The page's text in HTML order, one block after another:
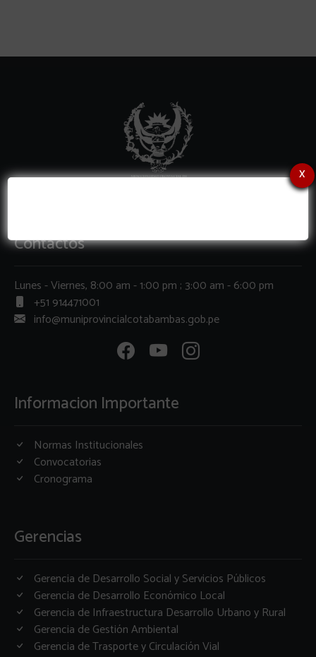
x
Contactos
Lunes - Viernes, 8:00 am - 1:00 pm ; 3:00 am - 6:00 pm
+51 914471001
info@muniprovincialcotabambas.gob.pe
Informacion Importante
Normas Institucionales
Convocatorias
Cronograma
Gerencias
Gerencia de Desarrollo Social y Servicios Públicos
Gerencia de Desarrollo Económico Local
Gerencia de Infraestructura Desarrollo Urbano y Rural
Gerencia de Gestión Ambiental
Gerencia de Trasporte y Circulación Vial